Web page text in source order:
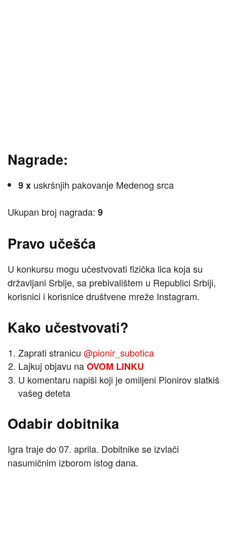
Nagrade:
9 x uskršnjih pakovanje Medenog srca
Ukupan broj nagrada: 9
Pravo učešća
U konkursu mogu učestvovati fizička lica koja su
državljani Srbije, sa prebivalištem u Republici Srbiji,
korisnici i korisnice društvene mreže Instagram.
Kako učestvovati?
Zaprati stranicu @pionir_subotica
Lajkuj objavu ⁠naOVOM LINKU
U komentaru napiši koji je omiljeni Pionirov slatkiš
vašeg deteta
Odabir dobitnika
Igra traje do 07. aprila. Dobitnike se izvlači
nasumičnim izborom istog dana.